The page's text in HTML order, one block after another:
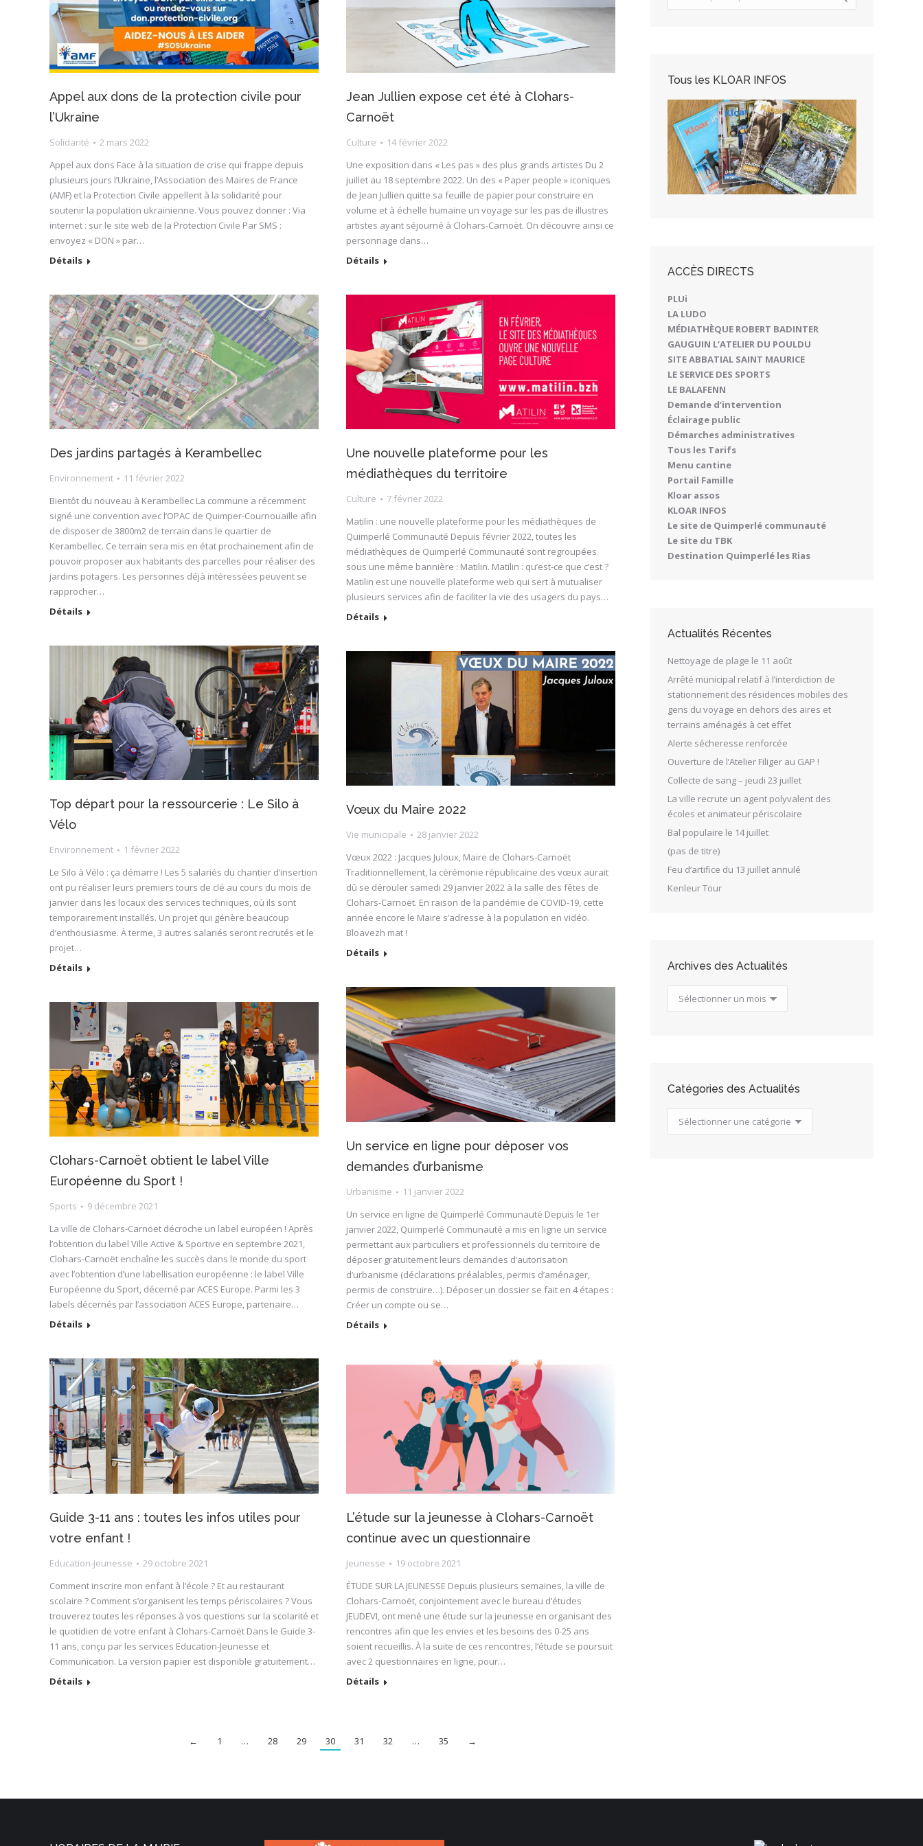
Appel aux dons de la protection civile pour
l’Ukraine
Solidarité
2 mars 2022
Appel aux dons Face à la situation de crise qui frappe depuis
plusieurs jours l’Ukraine, l’Association des Maires de France
(AMF) et la Protection Civile appellent à la solidarité pour
soutenir la population ukrainienne. Vous pouvez donner : Via
internet : sur le site web de la Protection Civile Par SMS :
envoyez « DON » par…
Détails
Jean Jullien expose cet été à Clohars-
Carnoët
Culture
14 février 2022
Une exposition dans « Les pas » des plus grands artistes Du 2
juillet au 18 septembre 2022. Un des « Paper people » iconiques
de Jean Jullien quitte sa feuille de papier pour construire en
volume et à échelle humaine un voyage sur les pas de illustres
artistes ayant séjourné à Clohars-Carnoët. On découvre ainsi ce
personnage dans…
Détails
Des jardins partagés à Kerambellec
Environnement
11 février 2022
Bientôt du nouveau à Kerambellec La commune a récemment
signé une convention avec l’OPAC de Quimper-Cournouaille afin
de disposer de 3800m2 de terrain dans le quartier de
Kerambellec. Ce terrain sera mis en état prochainement afin de
pouvoir proposer aux habitants des parcelles pour réaliser des
jardins potagers. Les personnes déjà intéressées peuvent se
rapprocher…
Détails
Une nouvelle plateforme pour les
médiathèques du territoire
Culture
7 février 2022
Matilin : une nouvelle plateforme pour les médiathèques de
Quimperlé Communauté Depuis février 2022, toutes les
médiathèques de Quimperlé Communauté sont regroupées
sous une même bannière : Matilin. Matilin : qu’est-ce que c’est ?
Matilin est une nouvelle plateforme web qui sert à mutualiser
plusieurs services afin de faciliter la vie des usagers du pays…
Détails
Top départ pour la ressourcerie : Le Silo à
Vélo
Environnement
1 février 2022
Le Silo à Vélo : ça démarre ! Les 5 salariés du chantier d’insertion
ont pu réaliser leurs premiers tours de clé au cours du mois de
janvier dans les locaux des services techniques, où ils sont
temporairement installés. Un projet qui génère beaucoup
d’enthousiasme. À terme, 3 autres salariés seront recrutés et le
projet…
Détails
Vœux du Maire 2022
Vie municipale
28 janvier 2022
Vœux 2022 : Jacques Juloux, Maire de Clohars-Carnoët
Traditionnellement, la cérémonie républicaine des vœux aurait
dû se dérouler samedi 29 janvier 2022 à la salle des fêtes de
Clohars-Carnoët. En raison de la pandémie de COVID-19, cette
année encore le Maire s’adresse à la population en vidéo.
Bloavezh mat !
Détails
Un service en ligne pour déposer vos
demandes d’urbanisme
Urbanisme
11 janvier 2022
Un service en ligne de Quimperlé Communauté Depuis le 1er
janvier 2022, Quimperlé Communauté a mis en ligne un service
permettant aux particuliers et professionnels du territoire de
déposer gratuitement leurs demandes d’autorisation
d’urbanisme (déclarations préalables, permis d’aménager,
permis de construire…). Déposer un dossier se fait en 4 étapes :
Créer un compte ou se…
Détails
Clohars-Carnoët obtient le label Ville
Européenne du Sport !
Sports
9 décembre 2021
La ville de Clohars-Carnoët décroche un label européen ! Après
l’obtention du label Ville Active & Sportive en septembre 2021,
Clohars-Carnoët enchaîne les succès dans le monde du sport
avec l’obtention d’une labellisation européenne : le label Ville
Européenne du Sport, décerné par ACES Europe. Parmi les 3
labels décernés par l’association ACES Europe, partenaire…
Détails
Guide 3-11 ans : toutes les infos utiles pour
votre enfant !
Education-Jeunesse
29 octobre 2021
Comment inscrire mon enfant à l’école ? Et au restaurant
scolaire ? Comment s’organisent les temps périscolaires ? Vous
trouverez toutes les réponses à vos questions sur la scolarité et
le quotidien de votre enfant à Clohars-Carnoët Dans le Guide 3-
11 ans, conçu par les services Education-Jeunesse et
Communication. La version papier est disponible gratuitement…
Détails
L’étude sur la jeunesse à Clohars-Carnoët
continue avec un questionnaire
Jeunesse
19 octobre 2021
ÉTUDE SUR LA JEUNESSE Depuis plusieurs semaines, la ville de
Clohars-Carnoët, conjointement avec le bureau d’études
JEUDEVI, ont mené une étude sur la jeunesse en organisant des
rencontres afin que les envies et les besoins des 0-25 ans
soient recueillis. À la suite de ces rencontres, l’étude se poursuit
avec 2 questionnaires en ligne, pour…
Détails
← 1 … 28 29 30 31 32 … 35 →
Tous les KLOAR INFOS
ACCÈS DIRECTS
PLUi
LA LUDO
MÉDIATHÈQUE ROBERT BADINTER
GAUGUIN L’ATELIER DU POULDU
SITE ABBATIAL SAINT MAURICE
LE SERVICE DES SPORTS
LE BALAFENN
Demande d’intervention
Éclairage public
Démarches administratives
Tous les Tarifs
Menu cantine
Portail Famille
Kloar assos
KLOAR INFOS
Le site de Quimperlé communauté
Le site du TBK
Destination Quimperlé les Rias
Actualités Récentes
Nettoyage de plage le 11 août
Arrêté municipal relatif à l’interdiction de
stationnement des résidences mobiles des
gens du voyage en dehors des aires et
terrains aménagés à cet effet
Alerte sécheresse renforcée
Ouverture de l’Atelier Filiger au GAP !
Collecte de sang – jeudi 23 juillet
La ville recrute un agent polyvalent des
écoles et animateur périscolaire
Bal populaire le 14 juillet
(pas de titre)
Feu d’artifice du 13 juillet annulé
Kenleur Tour
Archives des Actualités
Archives
des
Catégories des Actualités
Catégories
des